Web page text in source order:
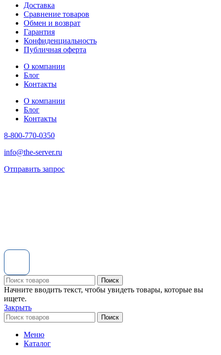
Доставка
Сравнение товаров
Обмен и возврат
Гарантия
Конфиденциальность
Публичная оферта
О компании
Блог
Контакты
О компании
Блог
Контакты
8-800-770-0350
info@the-server.ru
Отправить запрос
Поиск
Начните вводить текст, чтобы увидеть товары, которые вы
ищете.
Закрыть
Поиск
Меню
Каталог